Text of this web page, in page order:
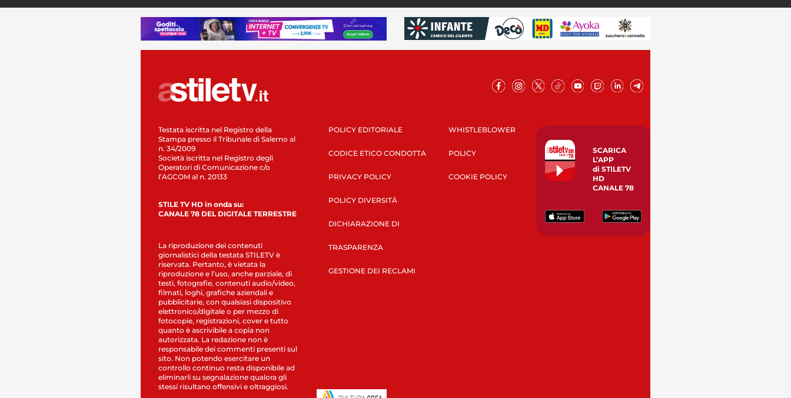
Testata iscritta nel Registro della
Stampa presso il Tribunale di Salerno al
n. 34/2009
Società iscritta nel Registro degli
Operatori di Comunicazione c/o
l’AGCOM al n. 20133
STILE TV HD in onda su:
CANALE 78 DEL DIGITALE TERRESTRE
La riproduzione dei contenuti
giornalistici della testata STILETV è
riservata. Pertanto, è vietata la
riproduzione e l’uso, anche parziale, di
testi, fotografie, contenuti audio/video,
filmati, loghi, grafiche aziendali e
pubblicitarie, con qualsiasi dispositivo
elettronico/digitale o per mezzo di
fotocopie, registrazioni, cover e tutto
quanto è ascrivibile a copia non
autorizzata. La redazione non è
responsabile dei commenti presenti sul
sito. Non potendo esercitare un
controllo continuo resta disponibile ad
eliminarli su segnalazione qualora gli
stessi risultano offensivi e oltraggiosi.
POLICY EDITORIALE
CODICE ETICO CONDOTTA
PRIVACY POLICY
POLICY DIVERSITÀ
DICHIARAZIONE DI
TRASPARENZA
GESTIONE DEI RECLAMI
WHISTLEBLOWER
POLICY
COOKIE POLICY
SCARICA
L’APP
di STILETV
HD
CANALE 78